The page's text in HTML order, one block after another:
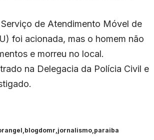
de Atendimento Móvel de
foi acionada, mas o homem não
e morreu no local.
na Delegacia da Polícia Civil e
blogdomr jornalismo paraiba